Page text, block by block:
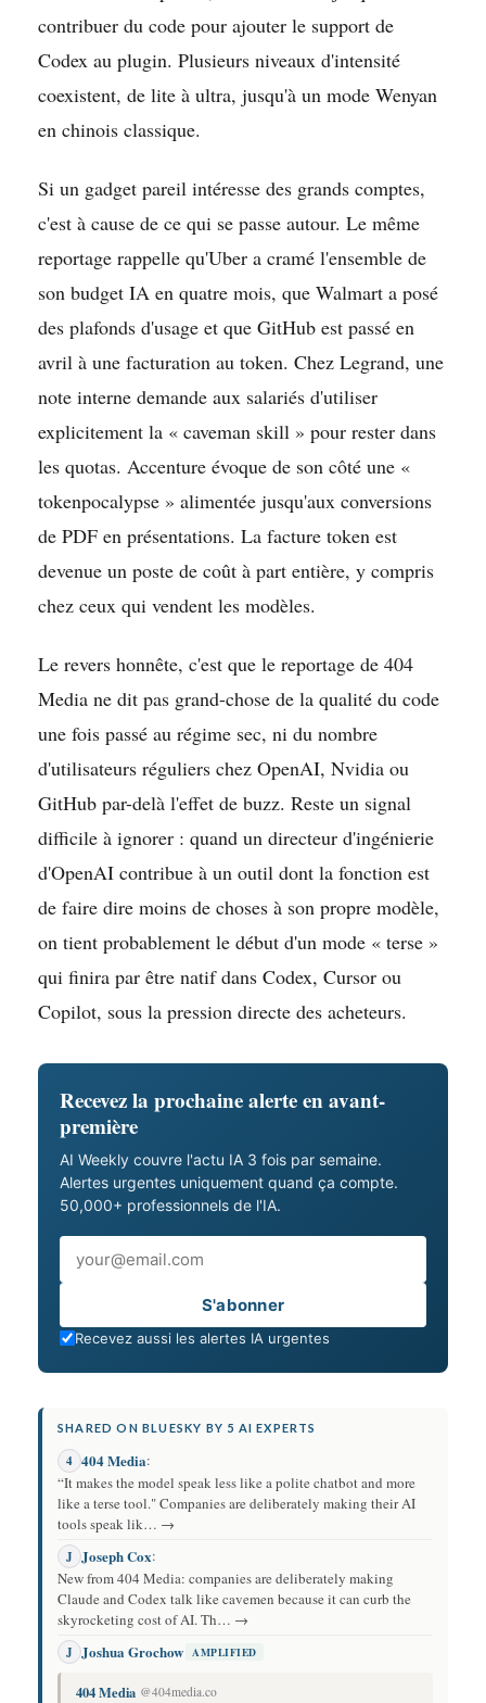
contribuer du code pour ajouter le support de
Codex au plugin. Plusieurs niveaux d'intensité
coexistent, de lite à ultra, jusqu'à un mode Wenyan
en chinois classique.
Si un gadget pareil intéresse des grands comptes,
c'est à cause de ce qui se passe autour. Le même
reportage rappelle qu'Uber a cramé l'ensemble de
son budget IA en quatre mois, que Walmart a posé
des plafonds d'usage et que GitHub est passé en
avril à une facturation au token. Chez Legrand, une
note interne demande aux salariés d'utiliser
explicitement la « caveman skill » pour rester dans
les quotas. Accenture évoque de son côté une «
tokenpocalypse » alimentée jusqu'aux conversions
de PDF en présentations. La facture token est
devenue un poste de coût à part entière, y compris
chez ceux qui vendent les modèles.
Le revers honnête, c'est que le reportage de 404
Media ne dit pas grand-chose de la qualité du code
une fois passé au régime sec, ni du nombre
d'utilisateurs réguliers chez OpenAI, Nvidia ou
GitHub par-delà l'effet de buzz. Reste un signal
difficile à ignorer : quand un directeur d'ingénierie
d'OpenAI contribue à un outil dont la fonction est
de faire dire moins de choses à son propre modèle,
on tient probablement le début d'un mode « terse »
qui finira par être natif dans Codex, Cursor ou
Copilot, sous la pression directe des acheteurs.
Recevez la prochaine alerte en avant-
première
AI Weekly couvre l'actu IA 3 fois par semaine.
Alertes urgentes uniquement quand ça compte.
50,000+ professionnels de l'IA.
S'abonner
Recevez aussi les alertes IA urgentes
SHARED ON BLUESKY BY 5 AI EXPERTS
4 404 Media:
“It makes the model speak less like a polite chatbot and more
like a terse tool." Companies are deliberately making their AI
tools speak lik… →
J Joseph Cox:
New from 404 Media: companies are deliberately making
Claude and Codex talk like cavemen because it can curb the
skyrocketing cost of AI. Th… →
J Joshua Grochow AMPLIFIED
404 Media @404media.co